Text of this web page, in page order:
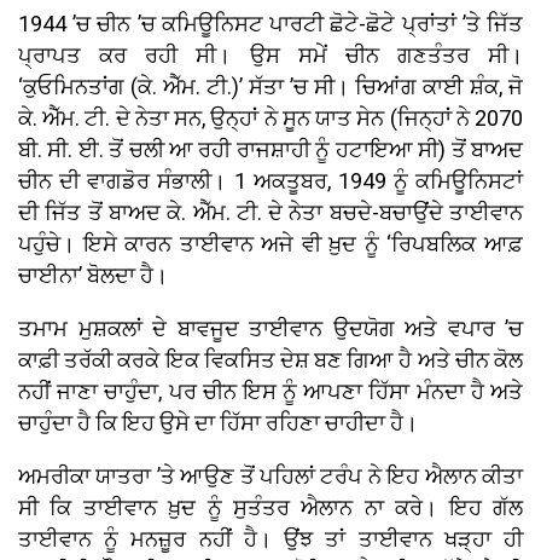
1944 ’ਚ ਚੀਨ ’ਚ ਕਮਿਊਨਿਸਟ ਪਾਰਟੀ ਛੋਟੇ-ਛੋਟੇ ਪ੍ਰਾਂਤਾਂ ’ਤੇ ਜਿੱਤ
ਪ੍ਰਾਪਤ ਕਰ ਰਹੀ ਸੀ। ਉਸ ਸਮੇਂ ਚੀਨ ਗਣਤੰਤਰ ਸੀ।
‘ਕੁਓਮਿਨਤਾਂਗ (ਕੇ. ਐੱਮ. ਟੀ.)’ ਸੱਤਾ ’ਚ ਸੀ। ਚਿਆਂਗ ਕਾਈ ਸ਼ੰਕ, ਜੋ
ਕੇ. ਐੱਮ. ਟੀ. ਦੇ ਨੇਤਾ ਸਨ, ਉਨ੍ਹਾਂ ਨੇ ਸੂਨ ਯਾਤ ਸੇਨ (ਜਿਨ੍ਹਾਂ ਨੇ 2070
ਬੀ. ਸੀ. ਈ. ਤੋਂ ਚਲੀ ਆ ਰਹੀ ਰਾਜਸ਼ਾਹੀ ਨੂੰ ਹਟਾਇਆ ਸੀ) ਤੋਂ ਬਾਅਦ
ਚੀਨ ਦੀ ਵਾਗਡੋਰ ਸੰਭਾਲੀ। 1 ਅਕਤੂਬਰ, 1949 ਨੂੰ ਕਮਿਊਨਿਸਟਾਂ
ਦੀ ਜਿੱਤ ਤੋਂ ਬਾਅਦ ਕੇ. ਐੱਮ. ਟੀ. ਦੇ ਨੇਤਾ ਬਚਦੇ-ਬਚਾਉਂਦੇ ਤਾਈਵਾਨ
ਪਹੁੰਚੇ। ਇਸੇ ਕਾਰਨ ਤਾਈਵਾਨ ਅਜੇ ਵੀ ਖ਼ੁਦ ਨੂੰ ‘ਰਿਪਬਲਿਕ ਆਫ਼
ਚਾਈਨਾ’ ਬੋਲਦਾ ਹੈ।
ਤਮਾਮ ਮੁਸ਼ਕਲਾਂ ਦੇ ਬਾਵਜੂਦ ਤਾਈਵਾਨ ਉਦਯੋਗ ਅਤੇ ਵਪਾਰ ’ਚ
ਕਾਫ਼ੀ ਤਰੱਕੀ ਕਰਕੇ ਇਕ ਵਿਕਸਿਤ ਦੇਸ਼ ਬਣ ਗਿਆ ਹੈ ਅਤੇ ਚੀਨ ਕੋਲ
ਨਹੀਂ ਜਾਣਾ ਚਾਹੁੰਦਾ, ਪਰ ਚੀਨ ਇਸ ਨੂੰ ਆਪਣਾ ਹਿੱਸਾ ਮੰਨਦਾ ਹੈ ਅਤੇ
ਚਾਹੁੰਦਾ ਹੈ ਕਿ ਇਹ ਉਸੇ ਦਾ ਹਿੱਸਾ ਰਹਿਣਾ ਚਾਹੀਦਾ ਹੈ।
ਅਮਰੀਕਾ ਯਾਤਰਾ ’ਤੇ ਆਉਣ ਤੋਂ ਪਹਿਲਾਂ ਟਰੰਪ ਨੇ ਇਹ ਐਲਾਨ ਕੀਤਾ
ਸੀ ਕਿ ਤਾਈਵਾਨ ਖ਼ੁਦ ਨੂੰ ਸੁਤੰਤਰ ਐਲਾਨ ਨਾ ਕਰੇ। ਇਹ ਗੱਲ
ਤਾਈਵਾਨ ਨੂੰ ਮਨਜ਼ੂਰ ਨਹੀਂ ਹੈ। ਉਂਝ ਤਾਂ ਤਾਈਵਾਨ ਖੜ੍ਹਾ ਹੀ